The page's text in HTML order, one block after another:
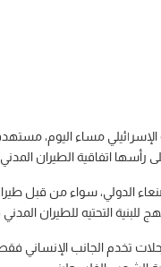
الإسر|ئيلي مساء اليوم،
اتفاقية الطيران المدني
رحلات تخدم الجانب